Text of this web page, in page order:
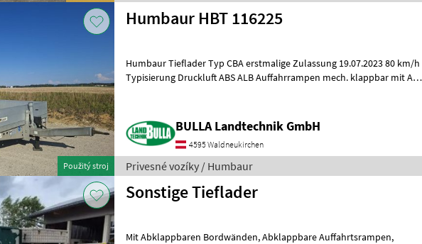
Použitý stroj
Humbaur HBT 116225
Humbaur Tieflader Typ CBA erstmalige Zulassung 19.07.2023 80 km/h
Typisierung Druckluft ABS ALB Auffahrrampen mech. klappbar mit Alu
BULLA Landtechnik GmbH
4595 Waldneukirchen
Privesné vozíky / Humbaur
Sonstige Tieflader
Mit Abklappbaren Bordwänden, Abklappbare Auffahrtsrampen,